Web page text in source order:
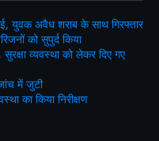
युवक अवैध शराब के साथ गिरफ्तार
को सुपुर्द किया
व्यवस्था को लेकर दिए गए
में जुटी
का किया निरीक्षण